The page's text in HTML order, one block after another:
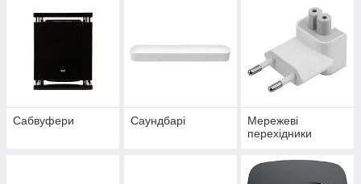
Сабвуфери Саундбарі
Мережеві
перехідники